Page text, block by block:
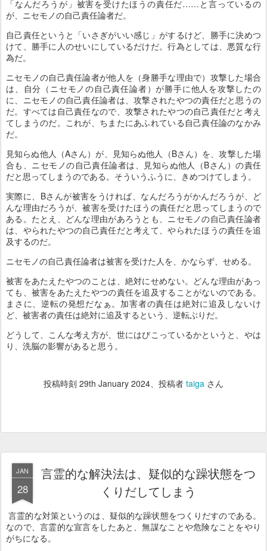
「なんだろうが」被害を受けたほうの責任だ……と言っているの
が、ニセモノの自己責任論者だ。
自己責任というと「いさぎがいい感じ」がするけど、勝手に決めつ
けて、勝手に人のせいにしているだけだ。行為としては、悪質な行
為だ。
ニセモノの自己責任論者が他人を（身勝手な理由で）攻撃した場合
は、自分（ニセモノの自己責任論者）が勝手に他人を攻撃したの
に、ニセモノの自己責任論者は、攻撃されたやつの責任だと思うの
だ。すべては自己責任なので、攻撃されたやつの自己責任だと考え
てしまうのだ。これが、ちまたにあふれている自己責任論のなかみ
だ。
見知らぬ他人（Aさん）が、見知らぬ他人（Bさん）を、攻撃した場
合も、ニセモノの自己責任論者は、見知らぬ他人（Bさん）の責任
だと思ってしまうのである。そういうふうに、きめつけてしまう。
実際に、Bさんが被害をうければ、なんだろうがかんだろうが、ど
んな理由だろうが、被害を受けたほうの責任だと思ってしまうので
ある。たとえ、どんな理由があろうとも、ニセモノの自己責任論者
は、やられたやつの自己責任だと考えて、やられたほうの責任を追
及するのだ。
ニセモノの自己責任論者は被害を受けた人を、かならず、せめる。
被害をあたえたやつのことは、絶対にせめない。どんな理由があっ
ても、被害をあたえたやつの責任を追及することがないのである。
まさに、逆転の発想だなぁ。加害者の責任は絶対に追及しないけ
ど、被害者の責任は絶対に追及するという、逆転ぶりだ。
どうして、こんな考え方が、世にはびこっているかというと、やは
り、洗脳の影響があると思う。
投稿時刻 29th January 2024、投稿者 taiga さん
JAN
28
言霊的な解決法は、疑似的な躁状態をつ
くりだしてしまう
言霊的な対策というのは、疑似的な躁状態をつくりだすのである。
なので、言霊的な宣言をしたあと、無謀なことや危険なことをやり
がちになる。